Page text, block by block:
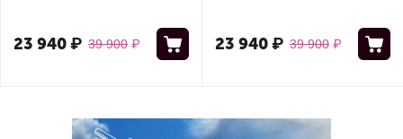
39 900 ₽
23 940₽ 39 900 ₽
23 940₽